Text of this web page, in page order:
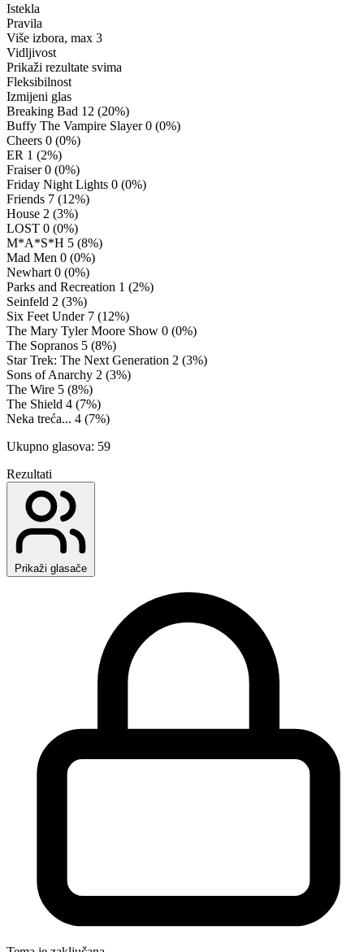
Istekla
Pravila
Više izbora, max 3
Vidljivost
Prikaži rezultate svima
Fleksibilnost
Izmijeni glas
Breaking Bad 12 (20%)
Buffy The Vampire Slayer0 (0%)
Cheers 0 (0%)
ER 1 (2%)
Fraiser0 (0%)
Friday Night Lights 0 (0%)
Friends 7 (12%)
House 2 (3%)
LOST 0 (0%)
M*A*S*H 5 (8%)
Mad Men 0 (0%)
Newhart 0 (0%)
Parks and Recreation 1 (2%)
Seinfeld 2 (3%)
Six Feet Under 7 (12%)
The Mary Tyler Moore Show 0 (0%)
The Sopranos 5 (8%)
Star Trek: The Next Generation 2 (3%)
Sons of Anarchy 2 (3%)
The Wire 5 (8%)
The Shield 4 (7%)
Neka treća... 4 (7%)
Ukupno glasova: 59
Rezultati
Prikaži glasače